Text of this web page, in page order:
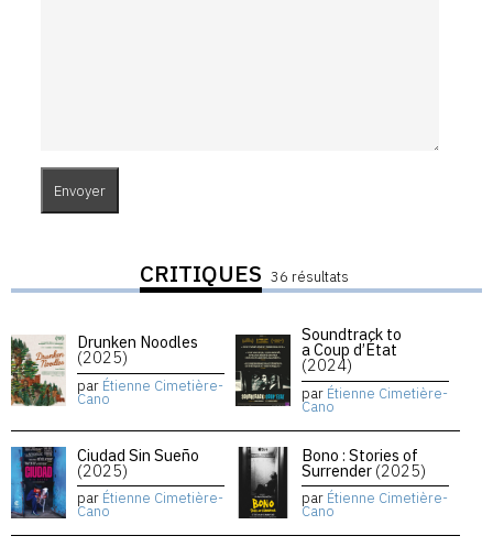
CRITIQUES 36 résultats
Drunken Noodles
(2025)
par Étienne Cimetière-
Cano
Soundtrack to
a Coup d’État
(2024)
par Étienne Cimetière-
Cano
Ciudad Sin Sueño
(2025)
par Étienne Cimetière-
Cano
Bono : Stories of
Surrender (2025)
par Étienne Cimetière-
Cano